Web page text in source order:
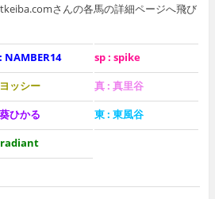
さんの各馬の詳細ページへ飛び
NAMBER14
sp : spike
ッシー
真 : 真里谷
ひかる
東 : 東風谷